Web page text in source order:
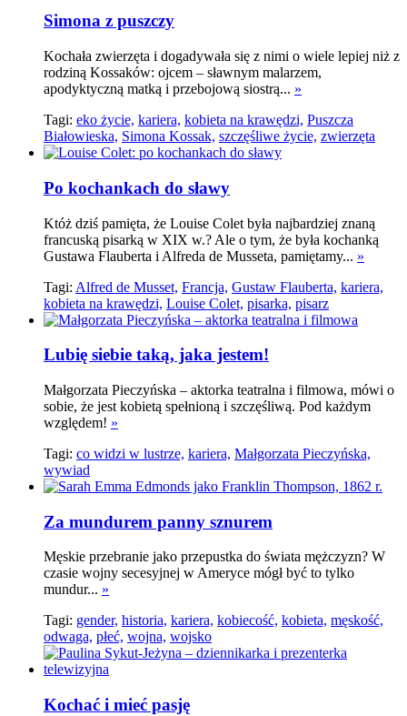
Simona z puszczy
Kochała zwierzęta i dogadywała się z nimi o wiele lepiej niż z
rodziną Kossaków: ojcem – sławnym malarzem,
apodyktyczną matką i przebojową siostrą... »
Tagi: eko życie, kariera, kobieta na krawędzi, Puszcza
Białowieska, Simona Kossak, szczęśliwe życie, zwierzęta
Po kochankach do sławy
Któż dziś pamięta, że Louise Colet była najbardziej znaną
francuską pisarką w XIX w.? Ale o tym, ­­że była kochanką
Gustawa Flauberta i Alfreda de Musseta, pamiętamy... »
Tagi: Alfred de Musset, Francja, Gustaw Flauberta, kariera,
kobieta na krawędzi, Louise Colet, pisarka, pisarz
Lubię siebie taką, jaka jestem!
Małgorzata Pieczyńska – aktorka teatralna i filmowa, mówi o
sobie, że jest kobietą spełnioną i szczęśliwą. Pod każdym
względem! »
Tagi: co widzi w lustrze, kariera, Małgorzata Pieczyńska,
wywiad
Za mundurem panny sznurem
Męskie przebranie jako przepustka do świata mężczyzn? W
czasie wojny secesyjnej w Ameryce mógł być to tylko
mundur... »
Tagi: gender, historia, kariera, kobiecość, kobieta, męskość,
odwaga, płeć, wojna, wojsko
Kochać i mieć pasję